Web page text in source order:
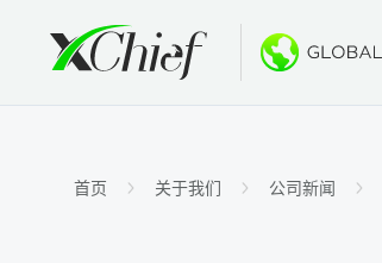
首页 关于我们 公司新闻